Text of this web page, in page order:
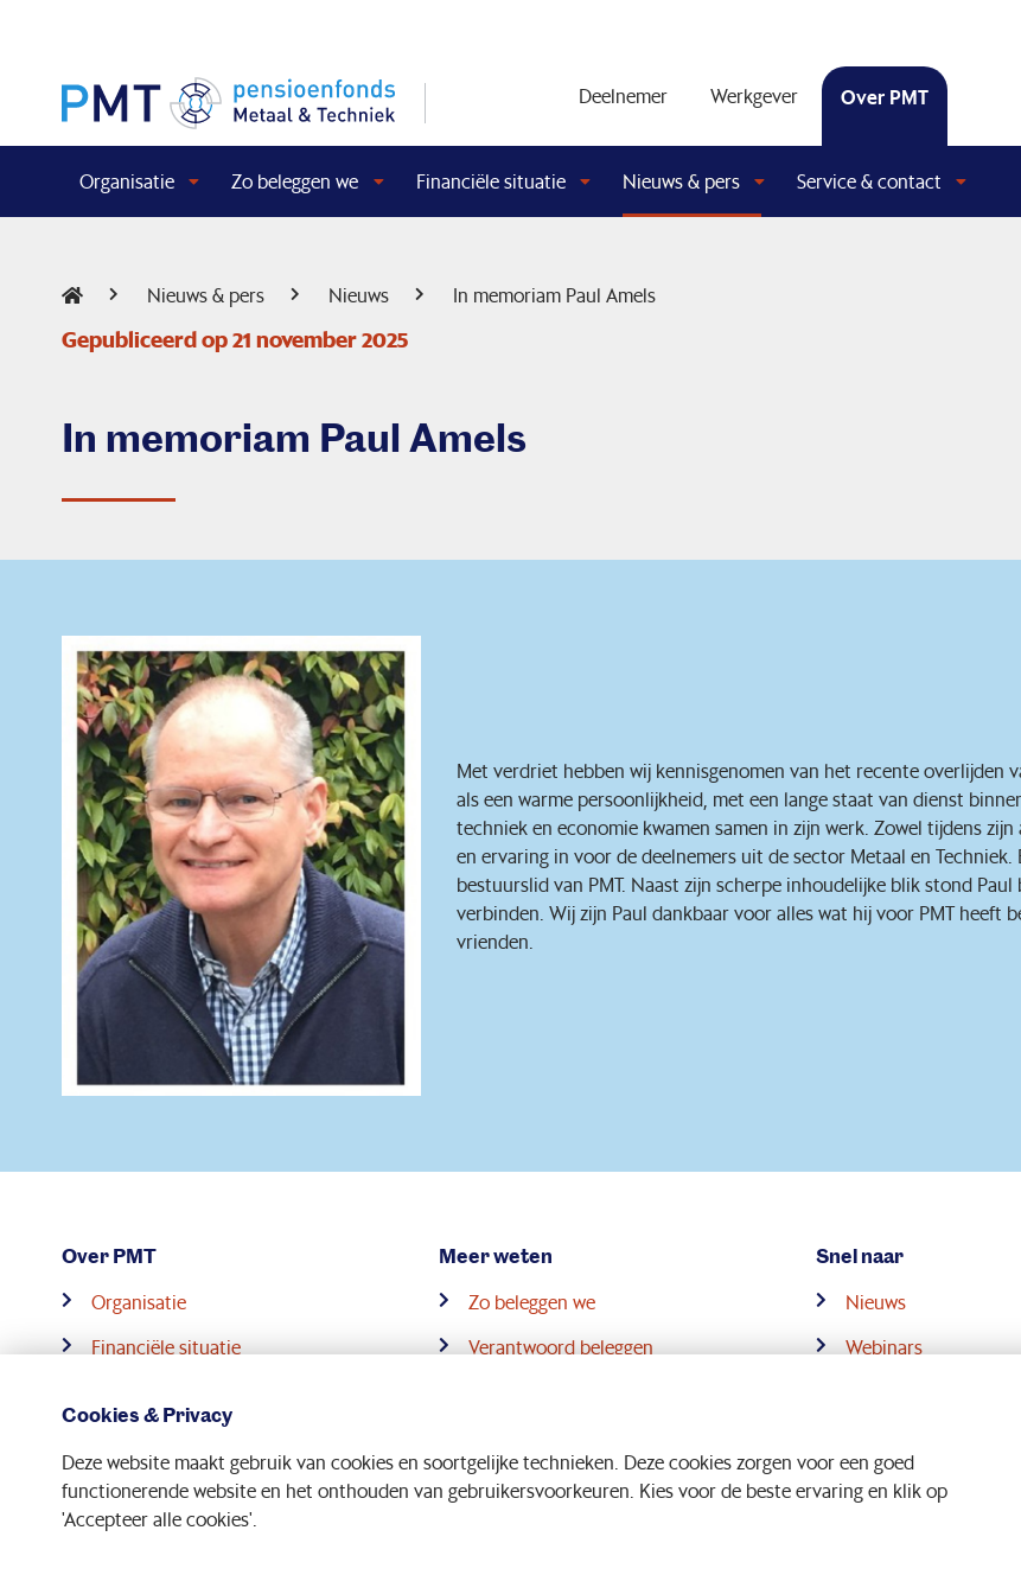
Cookies & Privacy
Deze website maakt gebruik van cookies en soortgelijke technieken. Deze cookies zorgen voor een goed
functionerende website en het onthouden van gebruikersvoorkeuren. Kies voor de beste ervaring en klik op
'Accepteer alle cookies'.
Deelnemer Werkgever Over PMT
Organisatie Zo beleggen we Financiële situatie Nieuws & pers Service & contact
Nieuws & pers Nieuws In memoriam Paul Amels
Gepubliceerd op 21 november 2025
In memoriam Paul Amels
Met verdriet hebben wij kennisgenomen van het recente overlijden
als een warme persoonlijkheid, met een lange staat van dienst
techniek en economie kwamen samen in zijn werk. Zowel tijdens
en ervaring in voor de deelnemers uit de sector Metaal en
bestuurslid van PMT. Naast zijn scherpe inhoudelijke blik stond
verbinden. Wij zijn Paul dankbaar voor alles wat hij voor PMT heeft
vrienden.
Over PMT
Organisatie
Financiële situatie
Meer weten
Zo beleggen we
Verantwoord beleggen
Snel naar
Nieuws
Webinars